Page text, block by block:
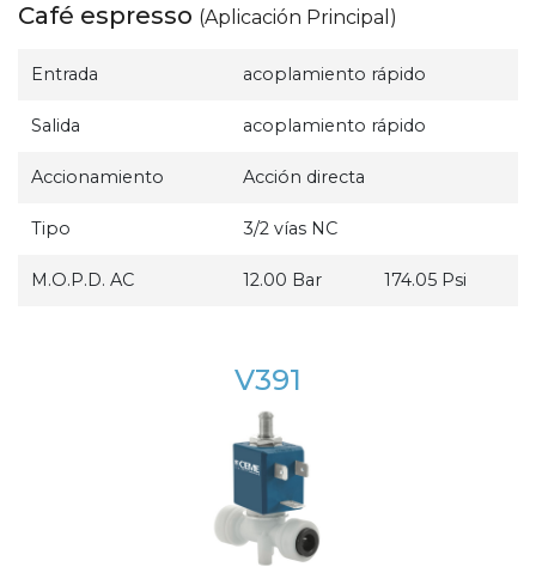
Café espresso (Aplicación Principal)
Entrada acoplamiento rápido
Salida acoplamiento rápido
Accionamiento Acción directa
Tipo 3/2 vías NC
M.O.P.D. AC 12.00 Bar 174.05 Psi
V391